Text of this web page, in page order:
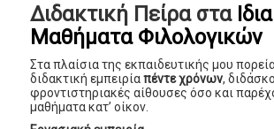
Διδακτική Πείρα στα
Μαθήματα Φιλολογικών
Στα πλαίσια της εκπαιδευτικής μου
διδακτική εμπειρίαπέντε χρόνων,
φροντιστηριακές αίθουσες όσο και
μαθήματα κατ’ οίκον.